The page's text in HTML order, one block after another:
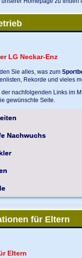
LG Neckar-Enz
Sie alles, was zum
Rekorde und vieles
nachfolgenden Links im
gewünschte Seite.
Nachwuchs
für Eltern
Eltern